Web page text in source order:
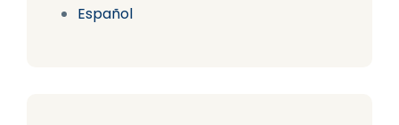
Español